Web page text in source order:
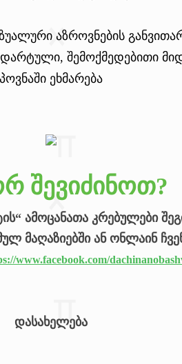
აზროვნების
შემოქმედებითი
პოვნაში ეხმარება
შევიძინოთ?
ამოცანათა კრებულები
მაღაზიებში ან ონლაინ
www.facebook.com/
დასახელება